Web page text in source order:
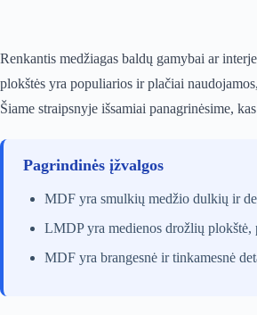
Renkantis medžiagas baldų gamybai ar
plokštės yra populiarios ir plačiai
Šiame straipsnyje išsamiai panagrinėsime,
Pagrindinės įžvalgos
MDF yra smulkių medžio dulkių ir
LMDP yra medienos drožlių plokštė,
MDF yra brangesnė ir tinkamesnė